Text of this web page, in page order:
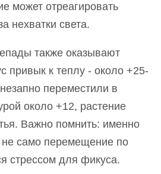
может отреагировать
нехватки света.
также оказывают
привык к теплу - около +25-
переместили в
около +12, растение
Важно помнить: именно
само перемещение по
стрессом для фикуса.